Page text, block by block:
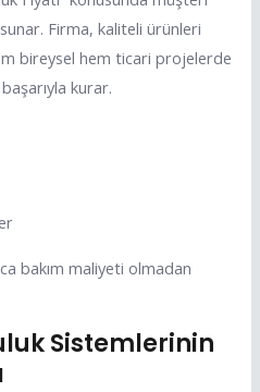
Firma, kaliteli ürünleri
bireysel hem ticari projelerde
kurar.
bakım maliyeti olmadan
Sistemlerinin